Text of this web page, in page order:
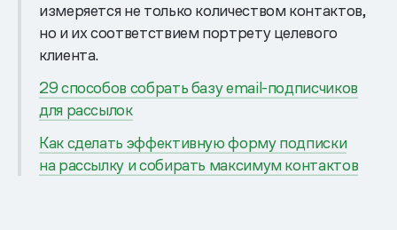
измеряется не только количеством контактов,
но и их соответствием портрету целевого
клиента.
29 способов собрать базу email-подписчиков
для рассылок
Как сделать эффективную форму подписки
на рассылку и собирать максимум контактов